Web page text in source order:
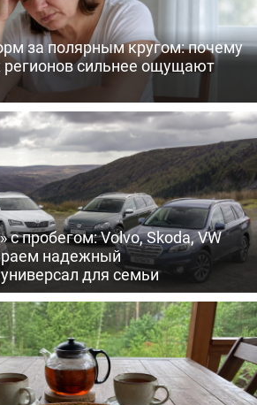
за полярным кругом: почему
сильнее ощущают
пробегом: Volvo, Skoda, VW
надежный
для семьи